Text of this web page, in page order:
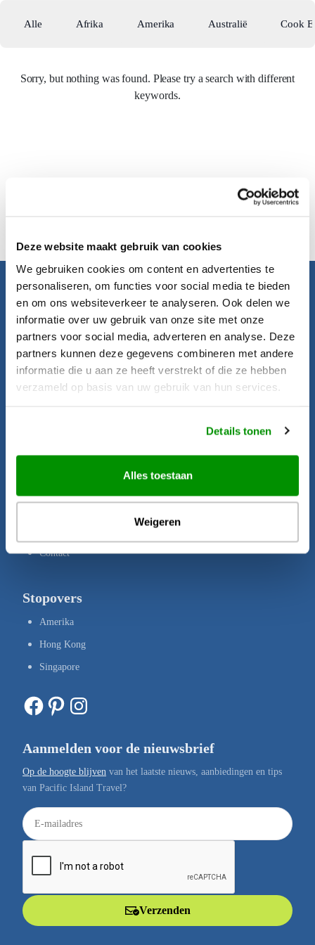
Deze website maakt gebruik van cookies
We gebruiken cookies om content en advertenties te
personaliseren, om functies voor social media te bieden
en om ons websiteverkeer te analyseren. Ook delen we
informatie over uw gebruik van onze site met onze
partners voor social media, adverteren en analyse. Deze
partners kunnen deze gegevens combineren met andere
informatie die u aan ze heeft verstrekt of die ze hebben
verzameld op basis van uw gebruik van hun services.
Details tonen
Alles toestaan
Weigeren
Alle Afrika Amerika Australië Cook
Sorry, but nothing was found. Please try a search with different
keywords.
Pacific Island Travel
Startpagina
Aanbiedingen
Bestemmingen
Brochures
Contact
Stopovers
Amerika
Hong Kong
Singapore
Facebook Pinterest Instagram
Aanmelden voor de nieuwsbrief
Op de hoogte blijven van het laatste nieuws, aanbiedingen en tips
van Pacific Island Travel?
E
-
a
Verzenden